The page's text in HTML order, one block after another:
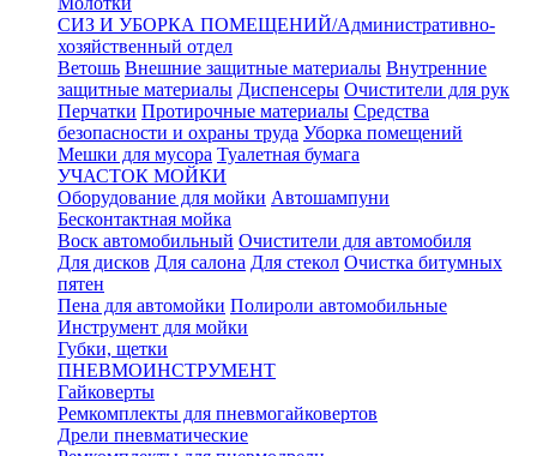
СИЗ И УБОРКА ПОМЕЩЕНИЙ/Административно-
хозяйственный отдел
Ветошь Внешние защитные материалы Внутренние
защитные материалы Диспенсеры Очистители для рук
Перчатки Протирочные материалы Средства
безопасности и охраны труда Уборка помещений
Мешки для мусора Туалетная бумага
УЧАСТОК МОЙКИ
Оборудование для мойки Автошампуни
Бесконтактная мойка
Воск автомобильный Очистители для автомобиля
Для дисков Для салона Для стекол Очистка битумных
пятен
Пена для автомойки Полироли автомобильные
Инструмент для мойки
Губки, щетки
ПНЕВМОИНСТРУМЕНТ
Гайковерты
Ремкомплекты для пневмогайковертов
Дрели пневматические